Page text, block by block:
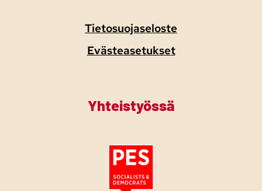
Tietosuojaseloste
Evästeasetukset
Yhteistyössä
Tutustu PES:n periaatejulistukseen